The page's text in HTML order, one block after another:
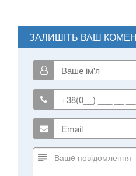
ЗАЛИШІТЬ ВАШ